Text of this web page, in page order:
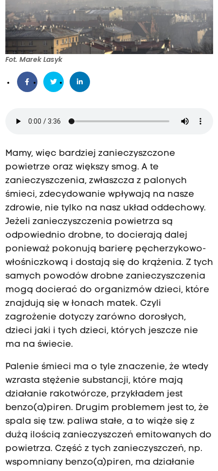
Fot. Marek Lasyk
Mamy, więc bardziej zanieczyszczone
powietrze oraz większy smog. A te
zanieczyszczenia, zwłaszcza z palonych
śmieci, zdecydowanie wpływają na nasze
zdrowie, nie tylko na nasz układ oddechowy.
Jeżeli zanieczyszczenia powietrza są
odpowiednio drobne, to docierają dalej
ponieważ pokonują barierę pęcherzykowo-
włośniczkową i dostają się do krążenia. Z tych
samych powodów drobne zanieczyszczenia
mogą docierać do organizmów dzieci, które
znajdują się w łonach matek. Czyli
zagrożenie dotyczy zarówno dorosłych,
dzieci jaki i tych dzieci, których jeszcze nie
ma na świecie.
Palenie śmieci ma o tyle znaczenie, że wtedy
wzrasta stężenie substancji, które mają
działanie rakotwórcze, przykładem jest
benzo(a)piren. Drugim problemem jest to, że
spala się tzw. paliwa stałe, a to wiąże się z
dużą ilością zanieczyszczeń emitowanych do
powietrza. Część z tych zanieczyszczeń, np.
wspomniany benzo(a)piren, ma działanie